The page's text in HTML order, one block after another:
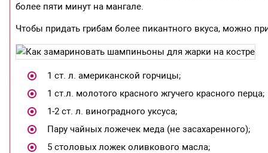
более пяти минут на мангале.
Чтобы придать грибам более пикантного вкуса, можно
1 ст. л. американской горчицы;
1 ст.л. молотого красного жгучего красного перца;
1-2 ст. л. виноградного уксуса;
Пару чайных ложечек меда (не засахаренного);
5 столовых ложек оливкового масла;